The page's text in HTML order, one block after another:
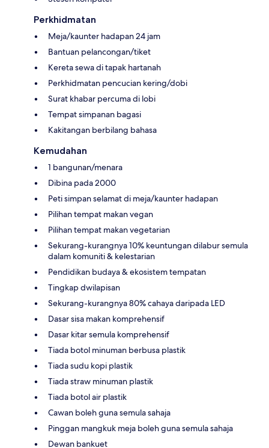
Perkhidmatan
Meja/kaunter hadapan 24 jam
Bantuan pelancongan/tiket
Kereta sewa di tapak hartanah
Perkhidmatan pencucian kering/dobi
Surat khabar percuma di lobi
Tempat simpanan bagasi
Kakitangan berbilang bahasa
Kemudahan
1 bangunan/menara
Dibina pada 2000
Peti simpan selamat di meja/kaunter hadapan
Pilihan tempat makan vegan
Pilihan tempat makan vegetarian
Sekurang-kurangnya 10% keuntungan dilabur semula
dalam komuniti & kelestarian
Pendidikan budaya & ekosistem tempatan
Tingkap dwilapisan
Sekurang-kurangnya 80% cahaya daripada LED
Dasar sisa makan komprehensif
Dasar kitar semula komprehensif
Tiada botol minuman berbusa plastik
Tiada sudu kopi plastik
Tiada straw minuman plastik
Tiada botol air plastik
Cawan boleh guna semula sahaja
Pinggan mangkuk meja boleh guna semula sahaja
Dewan bankuet